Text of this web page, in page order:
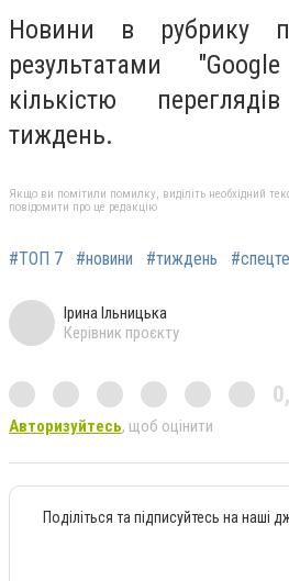
Новини в рубрику
результатами
кількістю
тиждень.
Якщо ви помітили помилку, виділіть необхідний
повідомити про це редакцію
#ТОП 7 #новини #тиждень
Ірина Ільницька
Керівник проєкту
Авторизуйтесь, щоб оцінити
Поділіться та підписуйтесь на наші